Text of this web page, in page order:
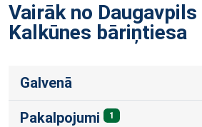
Vairāk no
Kalkūnes bāriņtiesa
Galvenā
Pakalpojumi 1